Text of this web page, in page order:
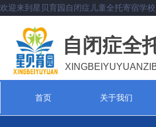
自闭症全
欢迎来到星贝育园自闭症儿童全托寄宿学校
首页 关于我们